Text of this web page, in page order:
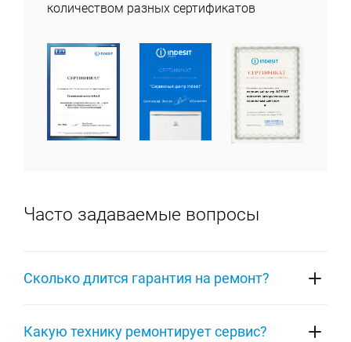
количеством разных сертификатов
Часто задаваемые вопросы
Сколько длится гарантия на ремонт?
фирменная гарантия сервисного центра на 1 год.
Какую технику ремонтирует сервис?